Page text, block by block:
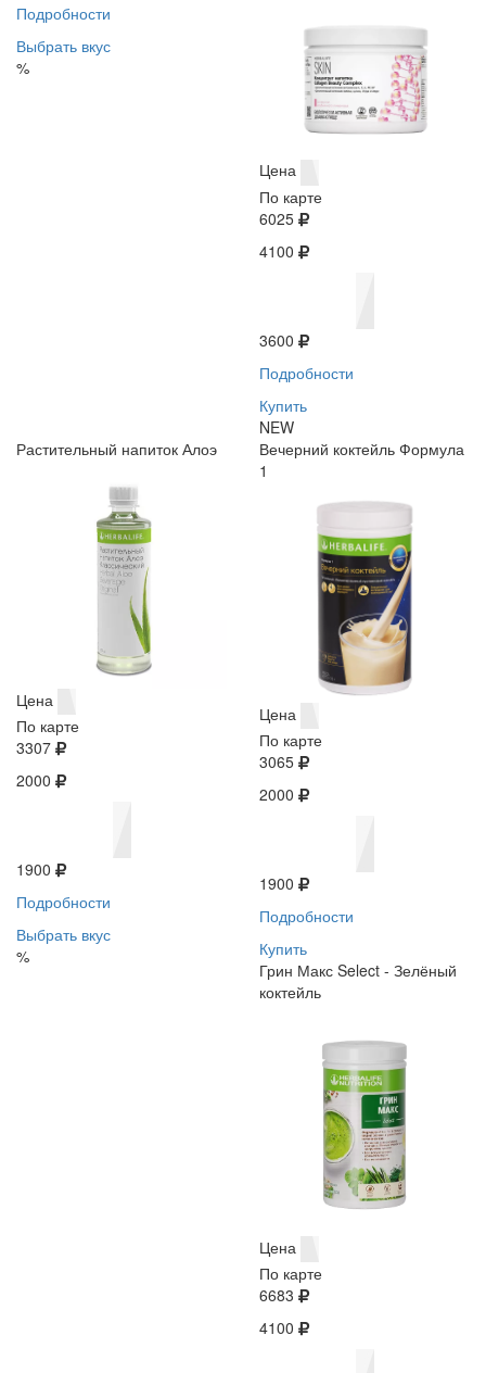
Подробности
Выбрать вкус
%
Цена
По карте
6025
4100
3600
Подробности
Купить
NEW
Растительный напиток Алоэ
Цена
По карте
3307
2000
1900
Подробности
Выбрать вкус
%
Вечерний коктейль Формула
1
Цена
По карте
3065
2000
1900
Подробности
Купить
Грин Макс Select - Зелёный
коктейль
Цена
По карте
6683
4100